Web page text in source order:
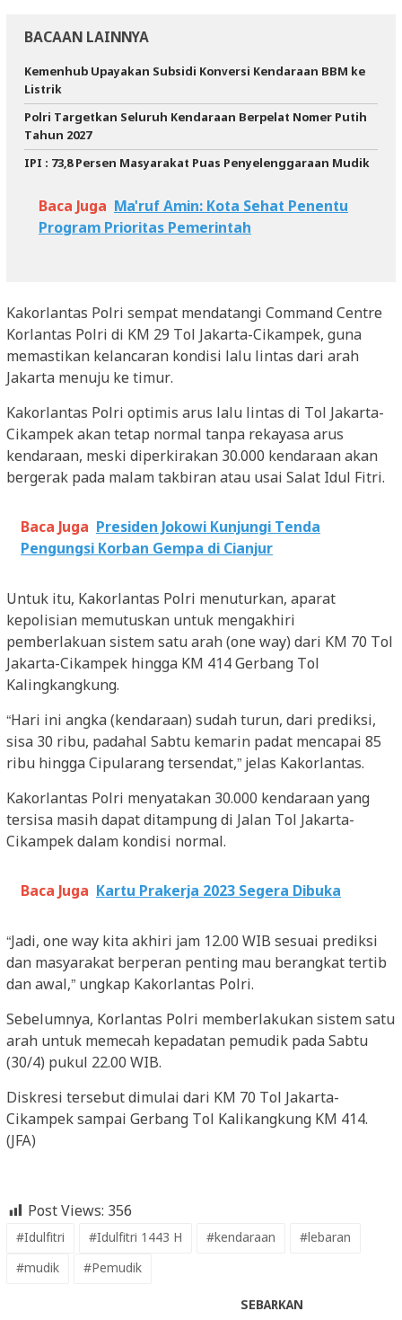
BACAAN LAINNYA
Kemenhub Upayakan Subsidi Konversi Kendaraan BBM ke
Listrik
Polri Targetkan Seluruh Kendaraan Berpelat Nomer Putih
Tahun 2027
IPI : 73,8 Persen Masyarakat Puas Penyelenggaraan Mudik
Baca Juga Ma'ruf Amin: Kota Sehat Penentu
Program Prioritas Pemerintah
Kakorlantas Polri sempat mendatangi Command Centre
Korlantas Polri di KM 29 Tol Jakarta-Cikampek, guna
memastikan kelancaran kondisi lalu lintas dari arah
Jakarta menuju ke timur.
Kakorlantas Polri optimis arus lalu lintas di Tol Jakarta-
Cikampek akan tetap normal tanpa rekayasa arus
kendaraan, meski diperkirakan 30.000 kendaraan akan
bergerak pada malam takbiran atau usai Salat Idul Fitri.
Baca Juga Presiden Jokowi Kunjungi Tenda
Pengungsi Korban Gempa di Cianjur
Untuk itu, Kakorlantas Polri menuturkan, aparat
kepolisian memutuskan untuk mengakhiri
pemberlakuan sistem satu arah (one way) dari KM 70 Tol
Jakarta-Cikampek hingga KM 414 Gerbang Tol
Kalingkangkung.
“Hari ini angka (kendaraan) sudah turun, dari prediksi,
sisa 30 ribu, padahal Sabtu kemarin padat mencapai 85
ribu hingga Cipularang tersendat,” jelas Kakorlantas.
Kakorlantas Polri menyatakan 30.000 kendaraan yang
tersisa masih dapat ditampung di Jalan Tol Jakarta-
Cikampek dalam kondisi normal.
Baca Juga Kartu Prakerja 2023 Segera Dibuka
“Jadi, one way kita akhiri jam 12.00 WIB sesuai prediksi
dan masyarakat berperan penting mau berangkat tertib
dan awal,” ungkap Kakorlantas Polri.
Sebelumnya, Korlantas Polri memberlakukan sistem satu
arah untuk memecah kepadatan pemudik pada Sabtu
(30/4) pukul 22.00 WIB.
Diskresi tersebut dimulai dari KM 70 Tol Jakarta-
Cikampek sampai Gerbang Tol Kalikangkung KM 414.
(JFA)
Post Views: 356
#Idulfitri #Idulfitri 1443 H #kendaraan
#lebaran
#mudik
#Pemudik
SEBARKAN